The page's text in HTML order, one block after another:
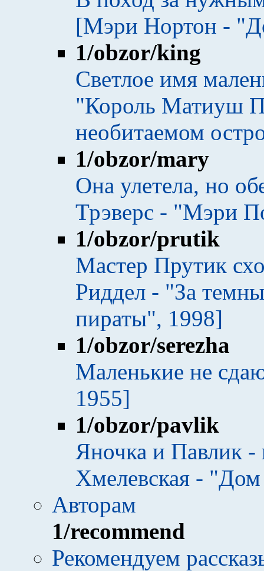
[Мэри Нортон -
1/obzor/king
Светлое имя
"Король Матиуш
необитаемом
1/obzor/mary
Она улетела, но
Трэверс - "Мэри
1/obzor/prutik
Мастер Прутик
Риддел - "За
пираты", 1998]
1/obzor/serezha
Маленькие не
1955]
1/obzor/pavlik
Яночка и Павлик -
Хмелевская -
Авторам
1/recommend
Рекомендуем